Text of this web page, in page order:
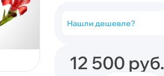
Нашли дешевле?
12 500 руб.